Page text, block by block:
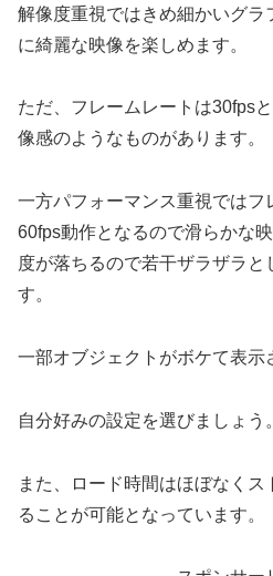
解像度重視ではきめ細かいグラ
に綺麗な映像を楽しめます。
ただ、フレームレートは30fps
像感のようなものがあります。
一方パフォーマンス重視ではフ
60fps動作となるので滑らかな
度が落ちるので若干ザラザラと
す。
一部オブジェクトがボケて表示
自分好みの設定を選びましょう。
また、ロード時間はほぼなく
ることが可能となっています。